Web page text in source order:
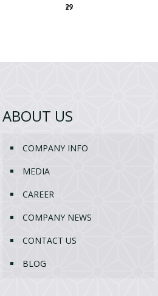
ABOUT US
COMPANY INFO
MEDIA
CAREER
COMPANY NEWS
CONTACT US
BLOG